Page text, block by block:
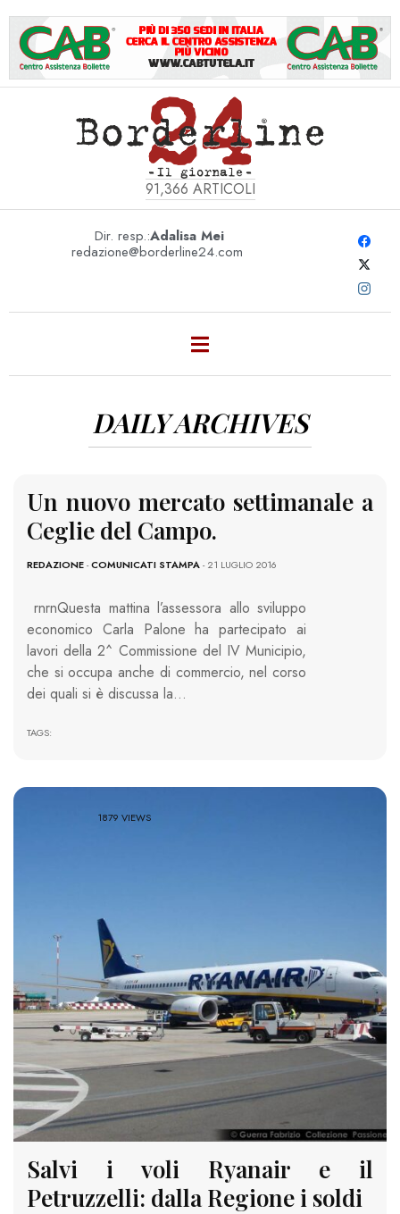
91,366 ARTICOLI
Dir. resp.:Adalisa Mei
redazione@borderline24.com
DAILY ARCHIVES
Un nuovo mercato settimanale a
Ceglie del Campo.
REDAZIONE-COMUNICATI STAMPA- 21 LUGLIO 2016
rnrnQuesta mattina l’assessora allo sviluppo
economico Carla Palone ha partecipato ai
lavori della 2^ Commissione del IV Municipio,
che si occupa anche di commercio, nel corso
dei quali si è discussa la…
TAGS:
1879 VIEWS
Salvi i voli Ryanair e il
Petruzzelli: dalla Regione i soldi